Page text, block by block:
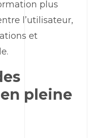
plus
l’utilisateur,
et
pleine